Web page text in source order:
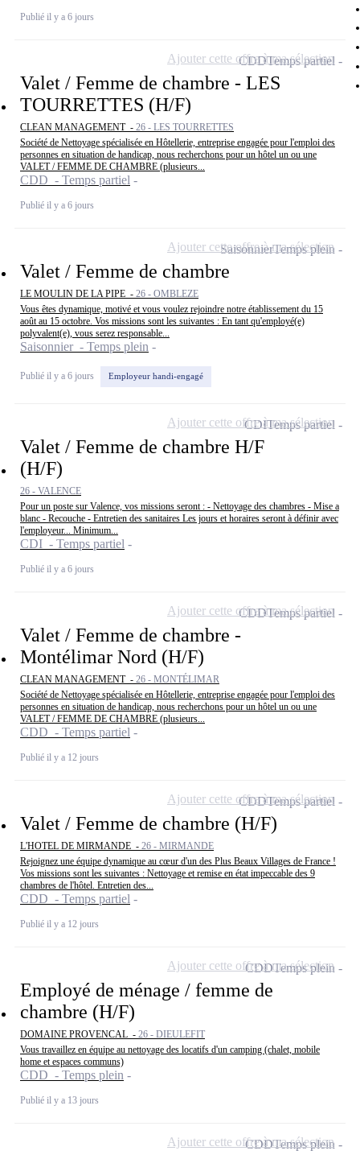
Publié il y a 6 jours
Valet / Femme de chambre - LES
TOURRETTES (H/F)
CLEAN MANAGEMENT - 26 - LES TOURRETTES
Société de Nettoyage spécialisée en Hôtellerie, entreprise engagée pour l'emploi des
personnes en situation de handicap, nous recherchons pour un hôtel un ou une
VALET / FEMME DE CHAMBRE (plusieurs...
CDD - Temps partiel
Publié il y a 6 jours
CDDTemps partiel
Ajouter cette offre à ma sélection
Valet / Femme de chambre
LE MOULIN DE LA PIPE - 26 - OMBLEZE
Vous êtes dynamique, motivé et vous voulez rejoindre notre établissement du 15
août au 15 octobre. Vos missions sont les suivantes : En tant qu'employé(e)
polyvalent(e), vous serez responsable...
Saisonnier - Temps plein
Publié il y a 6 jours Employeur handi-engagé
SaisonnierTemps plein
Ajouter cette offre à ma sélection
Valet / Femme de chambre H/F
(H/F)
26 - VALENCE
Pour un poste sur Valence, vos missions seront : - Nettoyage des chambres - Mise a
blanc - Recouche - Entretien des sanitaires Les jours et horaires seront à définir avec
l'employeur... Minimum...
CDI - Temps partiel
Publié il y a 6 jours
CDITemps partiel
Ajouter cette offre à ma sélection
Valet / Femme de chambre -
Montélimar Nord (H/F)
CLEAN MANAGEMENT - 26 - MONTÉLIMAR
Société de Nettoyage spécialisée en Hôtellerie, entreprise engagée pour l'emploi des
personnes en situation de handicap, nous recherchons pour un hôtel un ou une
VALET / FEMME DE CHAMBRE (plusieurs...
CDD - Temps partiel
Publié il y a 12 jours
CDDTemps partiel
Ajouter cette offre à ma sélection
Valet / Femme de chambre (H/F)
L'HOTEL DE MIRMANDE - 26 - MIRMANDE
Rejoignez une équipe dynamique au cœur d'un des Plus Beaux Villages de France !
Vos missions sont les suivantes : Nettoyage et remise en état impeccable des 9
chambres de l'hôtel. Entretien des...
CDD - Temps partiel
Publié il y a 12 jours
CDDTemps partiel
Ajouter cette offre à ma sélection
Employé de ménage / femme de
chambre (H/F)
DOMAINE PROVENCAL - 26 - DIEULEFIT
Vous travaillez en équipe au nettoyage des locatifs d'un camping (chalet, mobile
home et espaces communs)
CDD - Temps plein
Publié il y a 13 jours
CDDTemps plein
Ajouter cette offre à ma sélection
CDDTemps plein
Ajouter cette offre à ma sélection